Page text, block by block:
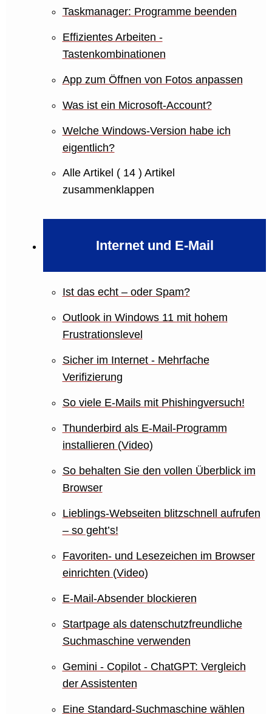
Taskmanager: Programme beenden
Effizientes Arbeiten -
Tastenkombinationen
App zum Öffnen von Fotos anpassen
Was ist ein Microsoft-Account?
Welche Windows-Version habe ich
eigentlich?
Alle Artikel ( 14 ) Artikel
zusammenklappen
Internet und E-Mail
Ist das echt – oder Spam?
Outlook in Windows 11 mit hohem
Frustrationslevel
Sicher im Internet - Mehrfache
Verifizierung
So viele E-Mails mit Phishingversuch!
Thunderbird als E-Mail-Programm
installieren (Video)
So behalten Sie den vollen Überblick im
Browser
Lieblings-Webseiten blitzschnell aufrufen
– so geht’s!
Favoriten- und Lesezeichen im Browser
einrichten (Video)
E-Mail-Absender blockieren
Startpage als datenschutzfreundliche
Suchmaschine verwenden
Gemini - Copilot - ChatGPT: Vergleich
der Assistenten
Eine Standard-Suchmaschine wählen